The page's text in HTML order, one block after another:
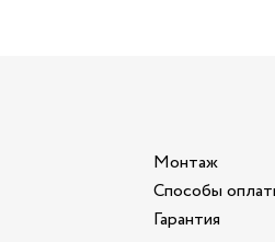
Монтаж
Способы
Гарантия